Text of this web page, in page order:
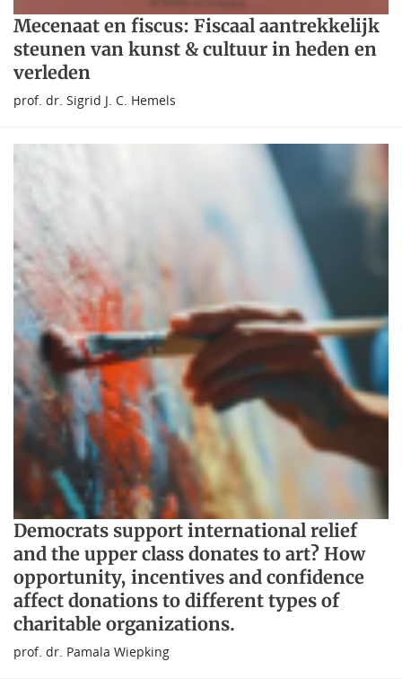
Mecenaat en fiscus: Fiscaal aantrekkelijk
steunen van kunst & cultuur in heden en
verleden
prof. dr. Sigrid J. C. Hemels
Democrats support international relief
and the upper class donates to art? How
opportunity, incentives and confidence
affect donations to different types of
charitable organizations.
prof. dr. Pamala Wiepking